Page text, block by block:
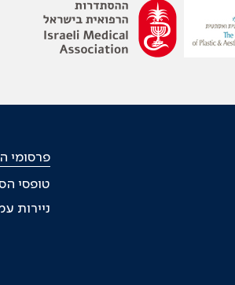
פרסומי
טופסי
ניירות